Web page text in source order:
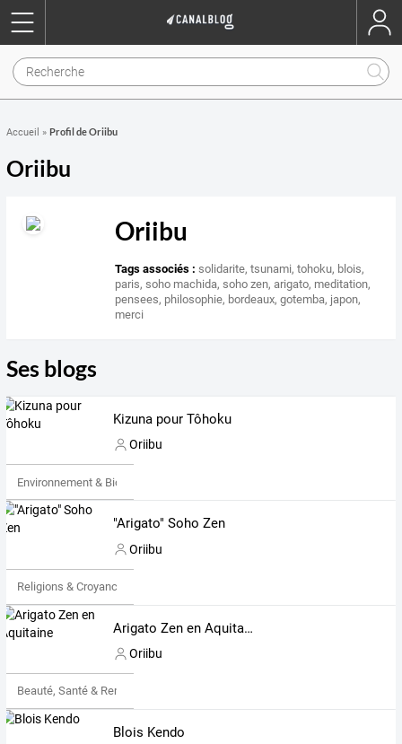
Accueil » Profil de Oriibu
Oriibu
Oriibu
Tags associés : solidarite,tsunami,tohoku, blois,
paris,soho machida,soho zen,arigato, meditation,
pensees, philosophie, bordeaux,gotemba, japon,
merci
Ses blogs
Kizuna pour Tôhoku
Oriibu
Environnement & Bio
"Arigato" Soho Zen
Oriibu
Religions & Croyances
Arigato Zen en Aquitaine
Oriibu
Beauté, Santé & Remise en forme
Blois Kendo